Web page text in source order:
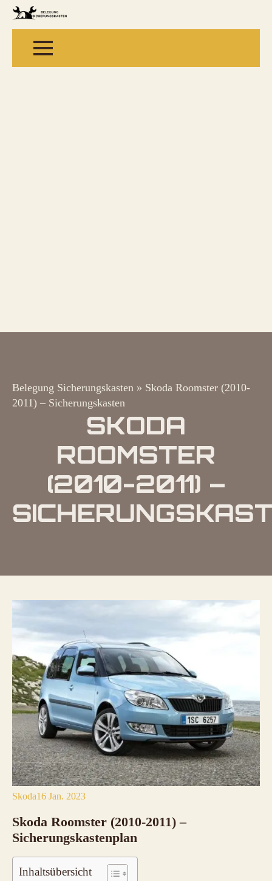
Belegung Sicherungskasten » Skoda Roomster (2010-
2011) – Sicherungskasten
SKODA
ROOMSTER
(2010-2011) –
Skoda16 Jan. 2023
Skoda Roomster (2010-2011) –
Sicherungskastenplan
Inhaltsübersicht